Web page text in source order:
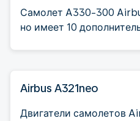
Самолет A330-300
но имеет 10
Airbus A321neo
Двигатели самолетов